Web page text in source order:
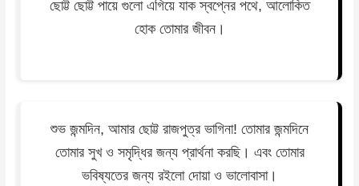
ছোট্ট ছোট্ট পায়ে গুলো এগিয়ে যাক স্বপ্নের পথে, আলোকিত
হোক তোমার জীবন।
শুভ জন্মদিন, আমার ছোট্ট রাজপুত্র ভাগিনা! তোমার জন্মদিনে
তোমার সুখ ও সমৃদ্ধির জন্য প্রার্থনা করছি। এবং তোমার
ভবিষ্যতের জন্য রইলো দোয়া ও ভালোবাসা।